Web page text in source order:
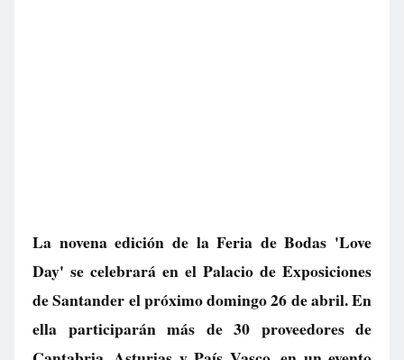
La novena edición de la Feria de Bodas 'Love
Day' se celebrará en el Palacio de Exposiciones
de Santander el próximo domingo 26 de abril. En
ella participarán más de 30 proveedores de